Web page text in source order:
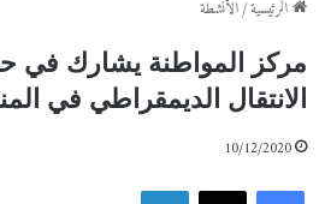
الرئيسية/الأنشطة
مركز المواطنة يشارك في
الانتقال الديمقراطي في
10/12/2020
فيسبوك X لينكدإن